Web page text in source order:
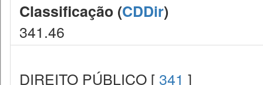
Classificação (CDDir)
341.46
DIREITO PÚBLICO [ 341 ]